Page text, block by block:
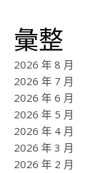
彙整
2026 年 8 月
2026 年 7 月
2026 年 6 月
2026 年 5 月
2026 年 4 月
2026 年 3 月
2026 年 2 月